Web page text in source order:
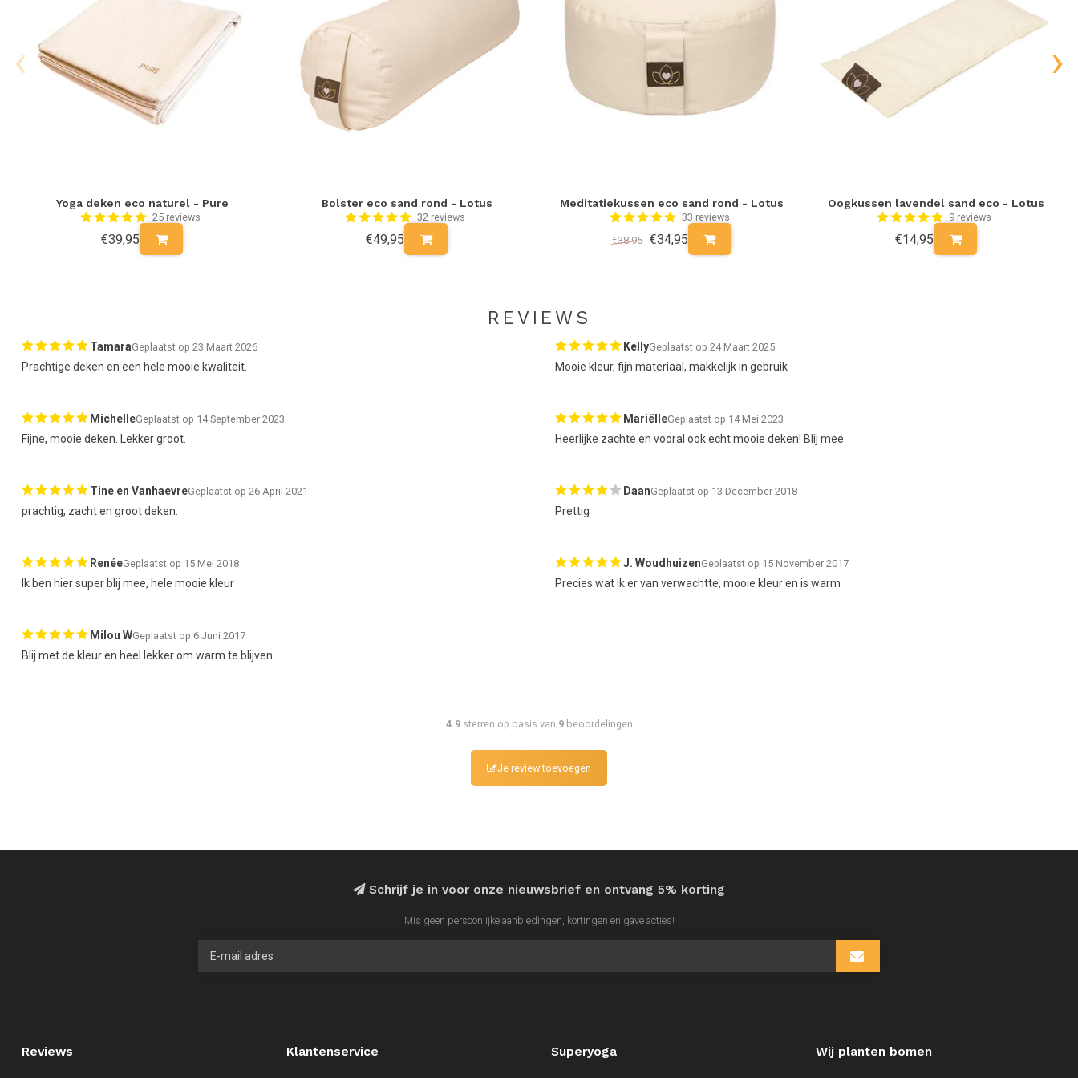
Yoga deken eco naturel - Pure
25 reviews
€39,95
Bolster eco sand rond - Lotus
32 reviews
€49,95
Meditatiekussen eco sand rond - Lotus
33 reviews
€38,95
€34,95
Oogkussen lavendel sand eco - Lotus
9 reviews
€14,95
‹ ›
REVIEWS
TamaraGeplaatst op 23 Maart 2026
Prachtige deken en een hele mooie kwaliteit.
KellyGeplaatst op 24 Maart 2025
Mooie kleur, fijn materiaal, makkelijk in gebruik
MichelleGeplaatst op 14 September 2023
Fijne, mooie deken. Lekker groot.
MariëlleGeplaatst op 14 Mei 2023
Heerlijke zachte en vooral ook echt mooie deken! Blij mee
Tine en VanhaevreGeplaatst op 26 April 2021
prachtig, zacht en groot deken.
DaanGeplaatst op 13 December 2018
Prettig
RenéeGeplaatst op 15 Mei 2018
Ik ben hier super blij mee, hele mooie kleur
J. WoudhuizenGeplaatst op 15 November 2017
Precies wat ik er van verwachtte, mooie kleur en is warm
Milou WGeplaatst op 6 Juni 2017
Blij met de kleur en heel lekker om warm te blijven.
4.9sterren op basis van 9beoordelingen
Je review toevoegen
Schrijf je in voor onze nieuwsbrief en ontvang 5% korting
Mis geen persoonlijke aanbiedingen, kortingen en gave acties!
Reviews Klantenservice Superyoga Wij planten bomen